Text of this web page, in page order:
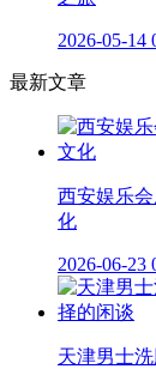
2026-05-14
最新文章
西安娱乐
化
2026-06-23
天津男士